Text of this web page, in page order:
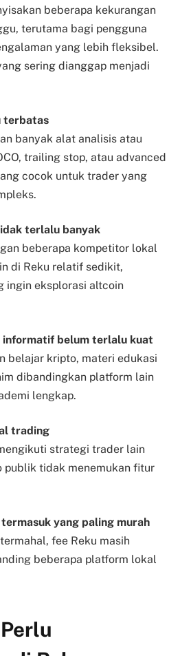
beberapa kekurangan
terutama bagi pengguna
yang lebih fleksibel.
sering dianggap menjadi
terbatas
banyak alat analisis atau
trailing stop, atau advanced
cocok untuk trader yang
terlalu banyak
beberapa kompetitor lokal
di Reku relatif sedikit,
ingin eksplorasi altcoin
informatif belum terlalu kuat
belajar kripto, materi edukasi
dibandingkan platform lain
lengkap.
trading
strategi trader lain
publik tidak menemukan fitur
yang paling murah
fee Reku masih
beberapa platform lokal